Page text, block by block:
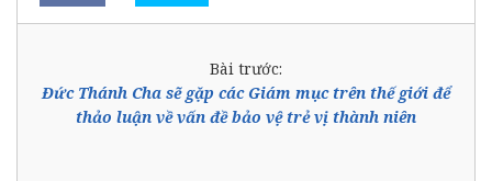
Bài trước:
Đức Thánh Cha sẽ gặp các Giám mục trên thế giới để
thảo luận về vấn đề bảo vệ trẻ vị thành niên